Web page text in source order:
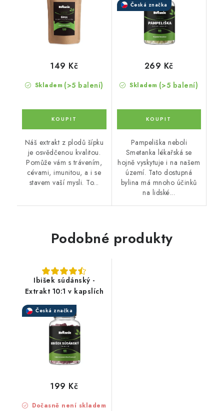
Skladem (>5 balení)
149 Kč
Náš extrakt z plodů šípku
je osvědčenou kvalitou.
Pomůže vám s trávením,
cévami, imunitou, a i se
stavem vaší mysli. To...
Česká značka
Skladem (>5 balení)
269 Kč
Pampeliška neboli
Smetanka lékařská se
hojně vyskytuje i na našem
území. Tato dostupná
bylina má mnoho účinků
na lidské...
Podobné produkty
Ibišek súdánský -
Extrakt 10:1 v kapslích
Česká značka
Dočasně není skladem
199 Kč